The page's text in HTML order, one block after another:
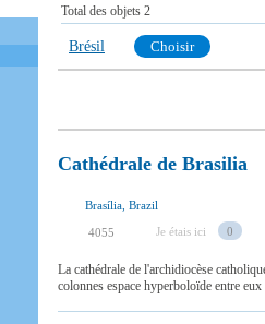
Total des objets 2
Brésil Choisir
Cathédrale de Brasilia
Brasília, Brazil
4055 Je étais ici 0
La cathédrale de l'archidiocèse
colonnes espace hyperboloïde entre